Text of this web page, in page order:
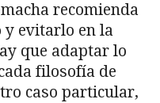
recomienda
evitarlo en la
que adaptar lo
filosofía de
caso particular,